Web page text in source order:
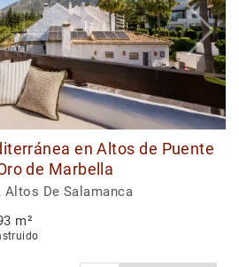
en Altos de Puente
de Marbella
Altos De Salamanca
m²